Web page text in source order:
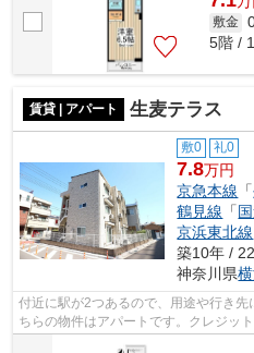
敷金
5階 /
賃貸 | アパート 生麦テラス
敷0 礼0
7.8万円
京急本線 「
鶴見線 「
京浜東北線
築10年 /
神奈川県
付近に駅が2つあるので、用途や行き先
ちらの物件はアパートです。クレジッ
ける物件です。徒歩5分で駅にアクセス